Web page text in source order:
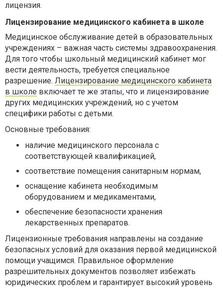
лицензия.
Лицензирование медицинского кабинета в школе
Медицинское обслуживание детей в образовательных
учреждениях – важная часть системы здравоохранения.
Для того чтобы школьный медицинский кабинет мог
вести деятельность, требуется специальное
разрешение. Лицензирование медицинского кабинета
в школе включает те же этапы, что и лицензирование
других медицинских учреждений, но с учетом
специфики работы с детьми.
Основные требования:
наличие медицинского персонала с
соответствующей квалификацией,
соответствие помещения санитарным нормам,
оснащение кабинета необходимым
оборудованием и медикаментами,
обеспечение безопасности хранения
лекарственных препаратов.
Лицензионные требования направлены на создание
безопасных условий для оказания первой медицинской
помощи учащимся. Правильное оформление
разрешительных документов позволяет избежать
юридических проблем и гарантирует высокий уровень